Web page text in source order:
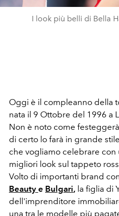
I look più belli di Bella
Oggi è il compleanno della
nata il 9 Ottobre del 1996 a
Non è noto come
di certo lo farà in grande
che vogliamo celebrare con
migliori look sul tappeto
Volto di importanti brand
Beauty e Bulgari, la figlia di
dell'imprenditore
una tra le modelle più